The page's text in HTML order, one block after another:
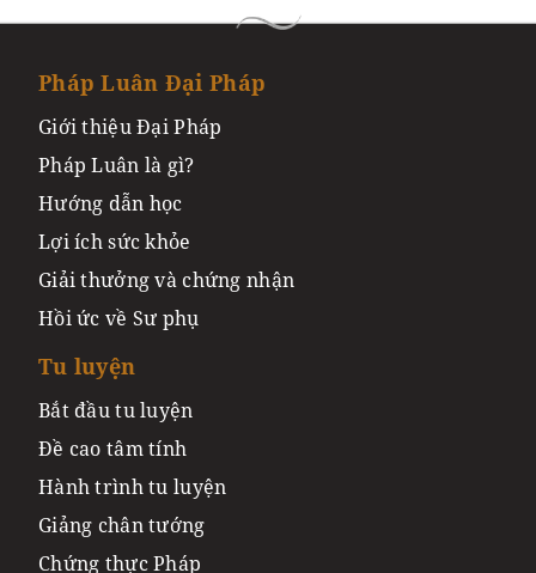
Pháp Luân Đại Pháp
Giới thiệu Đại Pháp
Pháp Luân là gì?
Hướng dẫn học
Lợi ích sức khỏe
Giải thưởng và chứng nhận
Hồi ức về Sư phụ
Tu luyện
Bắt đầu tu luyện
Đề cao tâm tính
Hành trình tu luyện
Giảng chân tướng
Chứng thực Pháp